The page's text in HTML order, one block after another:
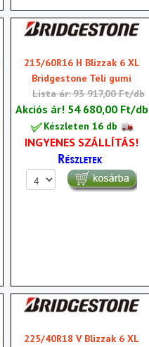
215/60R16 H Blizzak 6 XL
Bridgestone Téli gumi
Lista ár: 93 917,00 Ft/db
Akciós ár! 54 680,00 Ft/db
Készleten 16 db
INGYENES SZÁLLÍTÁS!
225/40R18 V Blizzak 6 XL